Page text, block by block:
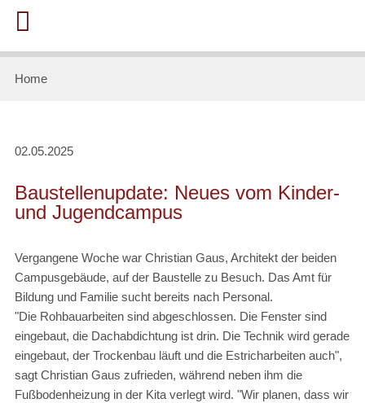
Home
02.05.2025
Baustellenupdate: Neues vom Kinder-
und Jugendcampus
Vergangene Woche war Christian Gaus, Architekt der beiden
Campusgebäude, auf der Baustelle zu Besuch. Das Amt für
Bildung und Familie sucht bereits nach Personal.
"Die Rohbauarbeiten sind abgeschlossen. Die Fenster sind
eingebaut, die Dachabdichtung ist drin. Die Technik wird gerade
eingebaut, der Trockenbau läuft und die Estricharbeiten auch",
sagt Christian Gaus zufrieden, während neben ihm die
Fußbodenheizung in der Kita verlegt wird. "Wir planen, dass wir